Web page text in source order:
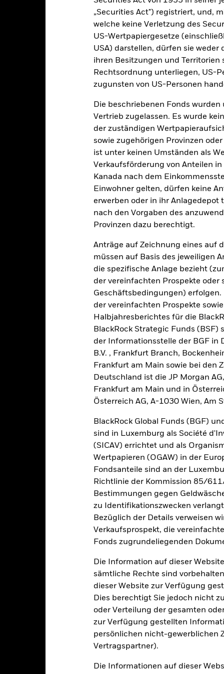
„Securities Act") registriert, und,
welche keine Verletzung des
US-Wertpapiergesetze
USA) darstellen, dürfen sie weder
ihren Besitzungen und Territorien
Rechtsordnung unterliegen, US-
zugunsten von US-Personen
Die beschriebenen Fonds
Vertrieb zugelassen. Es wurde
der zuständigen
sowie zugehörigen Provinzen
ist unter keinen Umständen als
Verkaufsförderung von Anteilen
Kanada nach dem
Einwohner gelten, dürfen keine
erwerben oder in ihr Anlagedepot
nach den Vorgaben des
Provinzen dazu berechtigt.
Anträge auf Zeichnung eines auf
müssen auf Basis des jeweiligen
die spezifische Anlage bezieht
der vereinfachten Prospekte oder
Geschäftsbedingungen) erfolgen.
der vereinfachten Prospekte
Halbjahresberichtes für die
BlackRock Strategic Funds
der Informationsstelle der BGF in
B.V. , Frankfurt Branch,
Frankfurt am Main sowie bei den
Deutschland ist die JP Morgan
Frankfurt am Main und in
Österreich AG, A-1030 Wien, Am
BlackRock Global Funds (BGF)
sind in Luxemburg als Société
(SICAV) errichtet und als
Wertpapieren (OGAW) in der
Fondsanteile sind an der
Richtlinie der Kommission 85/
Bestimmungen gegen
zu Identifikationszwecken
Bezüglich der Details verweisen
Verkaufsprospekt, die
Fonds zugrundeliegenden
Die Information auf dieser
sämtliche Rechte sind
dieser Website zur Verfügung
Dies berechtigt Sie jedoch nicht
oder Verteilung der gesamten
zur Verfügung gestellten
persönlichen nicht-gewerblichen
Vertragspartner).
Die Informationen auf dieser
Herunterladen
Fondsmanager
Wertentwicklung
Annualisiert Kumulativ Angaben
Grafik zeigt die Wertentwicklung des Produkts als
10 Jahren gegenüber seiner Benchmark. Dies kann Ihnen
chart has 1 X axis displaying categories.
chart has 1 Y axis displaying Values. Range: -30 to 40.
Gesamtrendite (%) Einschränkung
2018 2019 2020 2021
In dieser Zeit wurde die Wertentwicklung des Fonds unter
30.Aug.2022 änderte der Fonds seinen Namen und/oder sein
2016 2017 2018 2019 2020
2,8 24,8 -5,4 33,5 21,4
7,9 24,0 26,6 16,3
und Rücknahmeabschläge.
Vergangenheit ist kein verlässlicher Indikator für die künftige
Zukunft vollkommen anders entwickeln. Dies kann Ihnen helfen
verwaltet wurde.
Wertentwicklung wird auf der Grundlage eines
falls Sie in einer anderen Währung als derjenigen
berechnet wurde.Quelle:Blackrock